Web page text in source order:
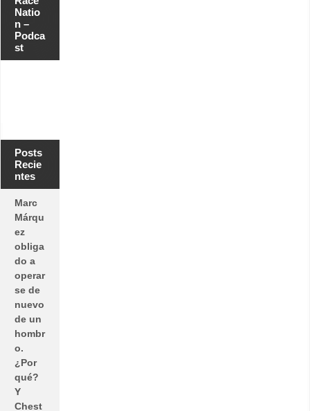
Natio
n –
Podca
st
Posts
Recie
ntes
Marc
Márqu
ez
obliga
do a
operar
se de
nuevo
de un
hombr
o.
¿Por
qué?
Y
Chest